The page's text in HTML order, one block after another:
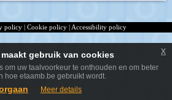
policy | Cookie policy | Accessibility policy
maakt gebruik van cookies
om uw taalvoorkeur te onthouden en om beter
hoe etaamb.be gebruikt wordt.
Meer details
x